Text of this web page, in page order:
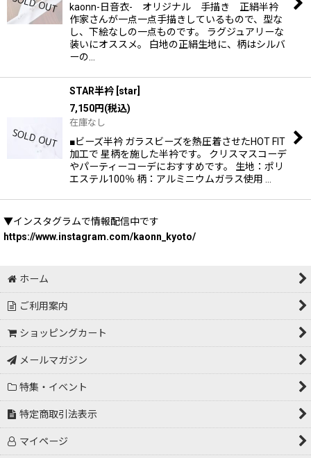
kaonn-日音衣- オリジナル 手描き 正絹半衿
作家さんが一点一点手描きしているもので、型な
し、下絵なしの一点ものです。 ラグジュアリーな
装いにオススメ。 白地の正絹生地に、柄はシルバ
ーの…
STAR半衿 star
7,150円(税込)
在庫なし
■ビーズ半衿 ガラスビーズを熱圧着させたHOT FIT
加工で 星柄を施した半衿です。 クリスマスコーデ
やパーティーコーデにおすすめです。 生地：ポリ
エステル100％ 柄：アルミニウムガラス使用 …
▼インスタグラムで情報配信中です
https://www.instagram.com/kaonn_kyoto/
ホーム
ご利用案内
ショッピングカート
メールマガジン
特集・イベント
特定商取引法表示
マイページ